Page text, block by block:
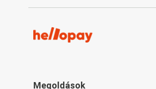
Megoldások